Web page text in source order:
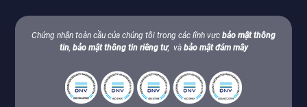
Chứng nhận toàn cầu của chúng tôi trong các lĩnh vực bảo mật thông
tin, bảo mật thông tin riêng tư, và bảo mật đám mây